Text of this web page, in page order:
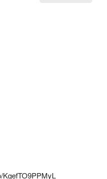
KgefTO9PPMyL